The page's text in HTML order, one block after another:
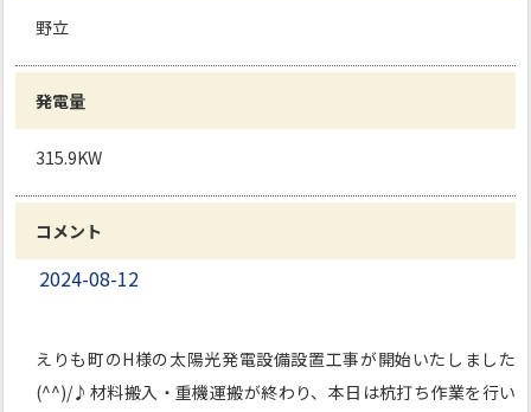
野立
発電量
315.9KW
コメント
2024-08-12
えりも町のH様の太陽光発電設備設置工事が開始いたしました
(^^)/♪材料搬入・重機運搬が終わり、本日は杭打ち作業を行い